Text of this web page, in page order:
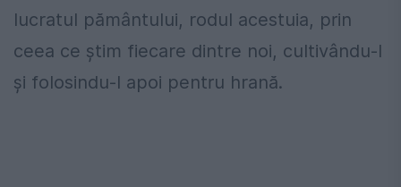
lucratul pământului, rodul acestuia, prin
ceea ce știm fiecare dintre noi, cultivându-l
și folosindu-l apoi pentru hrană.